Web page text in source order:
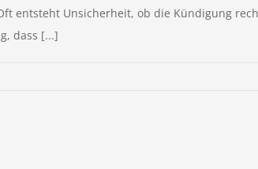
entsteht Unsicherheit, ob die Kündigung
dass [...]